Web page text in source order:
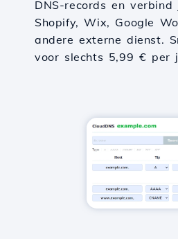
DNS-records en
Shopify, Wix, Google
andere externe dienst.
voor slechts 5,99 € per